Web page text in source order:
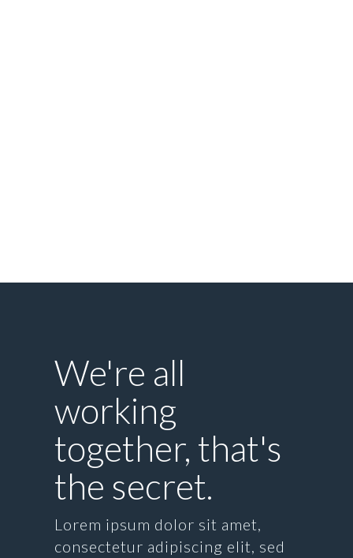
We're all
working
together, that's
the secret.
Lorem ipsum dolor sit amet,
consectetur adipiscing elit, sed